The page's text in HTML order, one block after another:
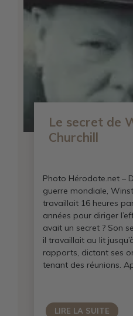
Le secret de
Churchill
Photo Hérodote.net –
guerre mondiale,
travaillait 16 heures
années pour diriger
avait un secret ? Son
il travaillait au lit
rapports, dictant ses
tenant des réunions.
LIRE LA SUITE